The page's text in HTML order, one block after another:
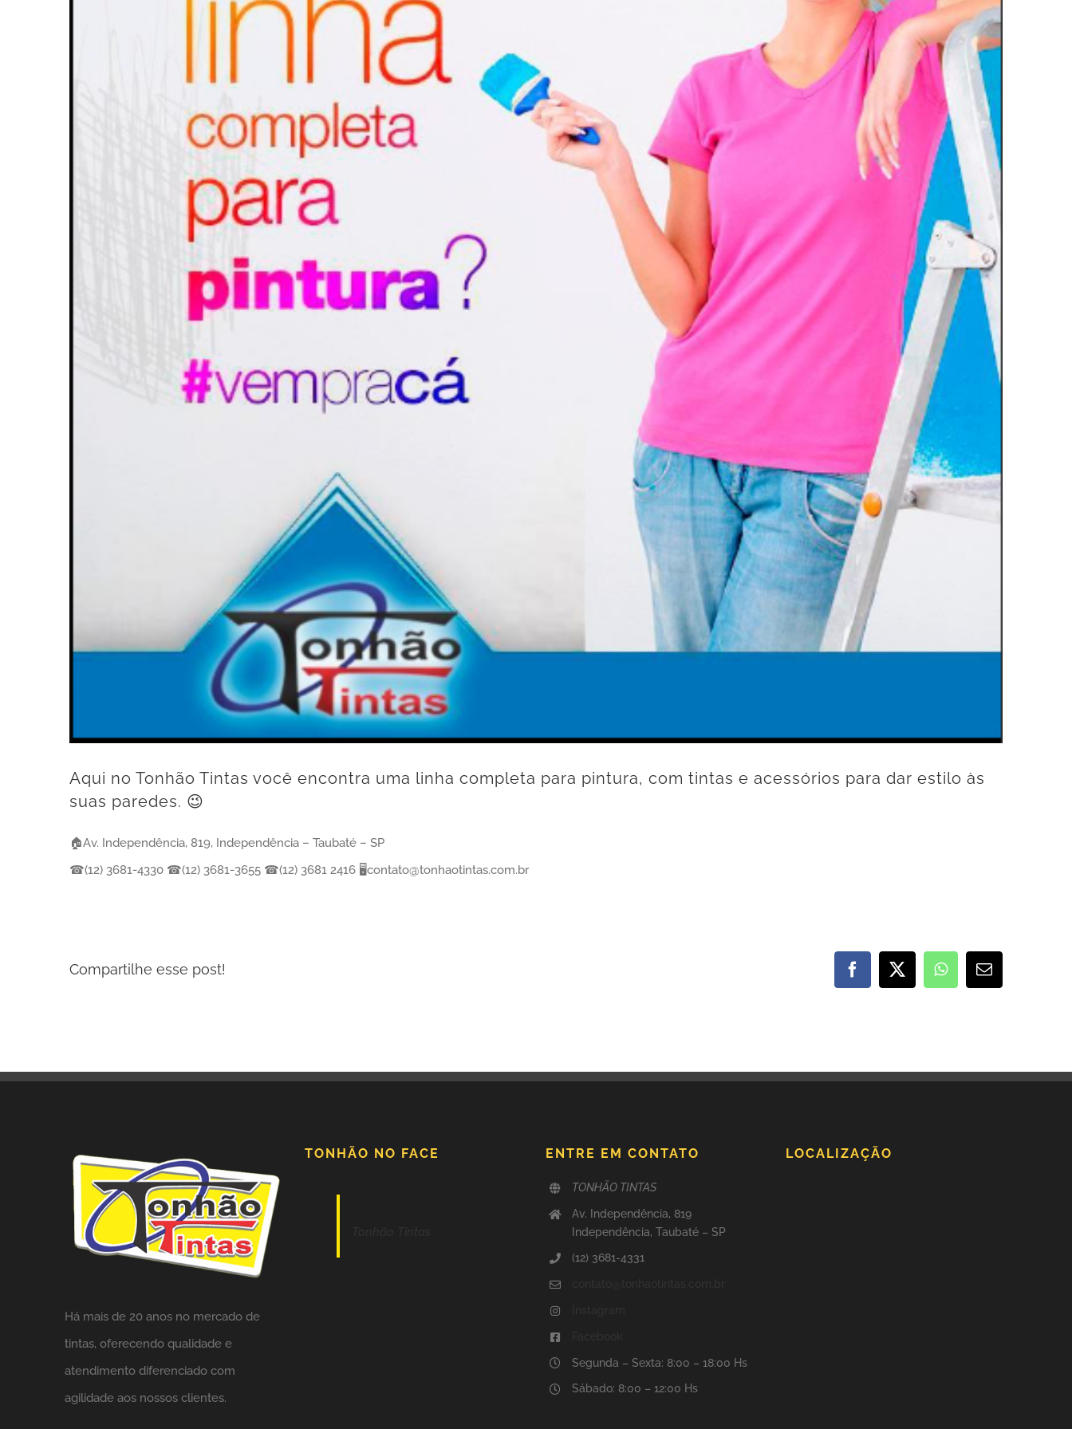
Aqui no Tonhão Tintas você encontra uma linha completa para pintura, com tintas e acessórios para dar estilo às
suas paredes. 😉
🏠Av. Independência, 819, Independência – Taubaté – SP
☎(12) 3681-4330 ☎(12) 3681-3655 ☎(12) 3681 2416 🖥contato@tonhaotintas.com.br
Compartilhe esse post! Facebook
X WhatsApp
E-
mail
Há mais de 20 anos no mercado de
tintas, oferecendo qualidade e
atendimento diferenciado com
agilidade aos nossos clientes.
TONHÃO NO FACE ENTRE EM CONTATO
TONHÃO TINTAS
Av. Independência, 819
Independência, Taubaté – SP
(12) 3681-4331
Segunda – Sexta: 8:00 – 18:00 Hs
Sábado: 8:00 – 12:00 Hs
LOCALIZAÇÃO